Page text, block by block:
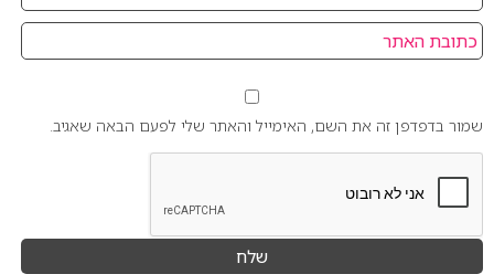
שמור בדפדפן זה את השם, האימייל והאתר שלי לפעם הבאה שאגיב.